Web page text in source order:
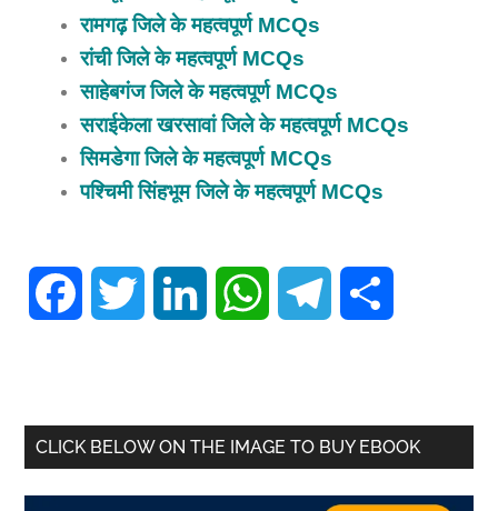
रामगढ़ जिले के महत्वपूर्ण MCQs
रांची जिले के महत्वपूर्ण MCQs
साहेबगंज जिले के महत्वपूर्ण MCQs
सराईकेला खरसावां जिले के महत्वपूर्ण MCQs
सिमडेगा जिले के महत्वपूर्ण MCQs
पश्चिमी सिंहभूम जिले के महत्वपूर्ण MCQs
Facebook Twitter LinkedIn WhatsAppTelegram
CLICK BELOW ON THE IMAGE TO BUY EBOOK